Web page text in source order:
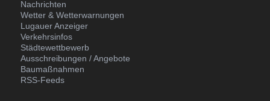
Nachrichten
Wetter & Wetterwarnungen
Lugauer Anzeiger
Verkehrsinfos
Städtewettbewerb
Ausschreibungen / Angebote
Baumaßnahmen
RSS-Feeds